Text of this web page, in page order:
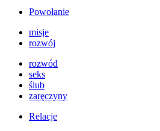
Powołanie
misje
rozwój
rozwód
seks
ślub
zaręczyny
Relacje